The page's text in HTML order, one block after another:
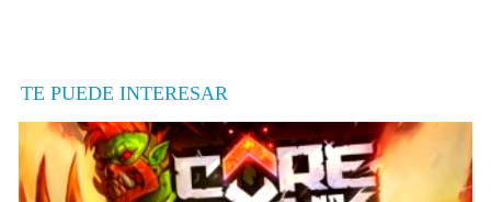
TE PUEDE INTERESAR